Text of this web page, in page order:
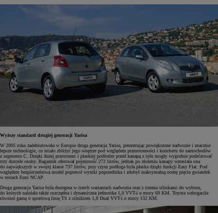
Wyższy standard drugiej generacji Yarisa
W 2005 roku zadebiutowała w Europie druga generacja Yarisa, prezentując powiększone nadwozie i znacznie
lepsze technologie, co miało zbliżyć jego wnętrze pod względem przestronności i komfortu do samochodów
z segmentu C. Dzięki dużej przestrzeni i płaskiej podłodze przed kanapą z tyłu mogły wygodnie podróżować
trzy dorosłe osoby. Bagażnik oferował pojemność 272 litrów, jednak po złożeniu kanapy wzrastała ona
do największych w swojej klasie 737 litrów, przy czym podłoga była płaska dzięki funkcji Easy Flat. Pod
względem bezpieczeństwa model poprawił wyniki poprzednika i zdobył maksymalną ocenę pięciu gwiazdek
w testach Euro NCAP.
Druga generacja Yarisa była dostępna w trzech wariantach nadwozia oraz z trzema silnikami do wyboru,
do których należała także oszczędna i dynamiczna jednostka 1,0 VVT-i o mocy 69 KM. Toyota wzbogaciła
również gamę o sportową linię TS z silnikiem 1,8 Dual VVT-i o mocy 132 KM.